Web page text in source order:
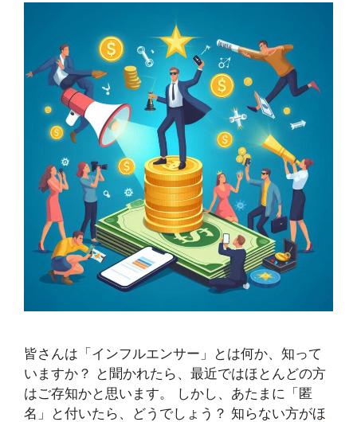
皆さんは「インフルエンサー」とは何か、知って
いますか？ と聞かれたら、最近ではほとんどの方
はご存知かと思います。 しかし、あたまに「匿
名」と付いたら、どうでしょう？ 知らない方がほ